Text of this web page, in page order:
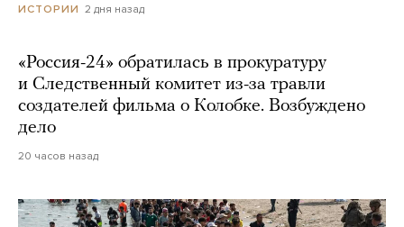
ИСТОРИИ 2 дня назад
«Россия-24» обратилась в прокуратуру
и Следственный комитет из-за травли
создателей фильма о Колобке. Возбуждено
дело
20 часов назад